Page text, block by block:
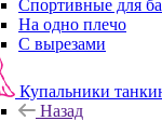
Спортивные для
На одно плечо
С вырезами
Купальники
Назад